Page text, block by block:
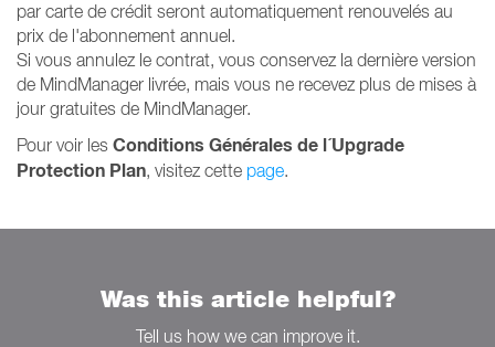
par carte de crédit seront automatiquement renouvelés au
prix de l'abonnement annuel.
Si vous annulez le contrat, vous conservez la dernière version
de MindManager livrée, mais vous ne recevez plus de mises à
jour gratuites de MindManager.
Pour voir les Conditions Générales de l´Upgrade
Protection Plan, visitez cette page.
Was this article helpful?
Tell us how we can improve it.